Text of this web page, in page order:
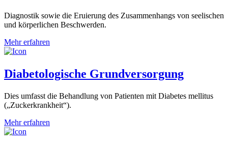
Diagnostik sowie die Eruierung des Zusammenhangs von seelischen
und körperlichen Beschwerden.
Mehr erfahren
Diabetologische Grundversorgung
Dies umfasst die Behandlung von Patienten mit Diabetes mellitus
(„Zuckerkrankheit“).
Mehr erfahren